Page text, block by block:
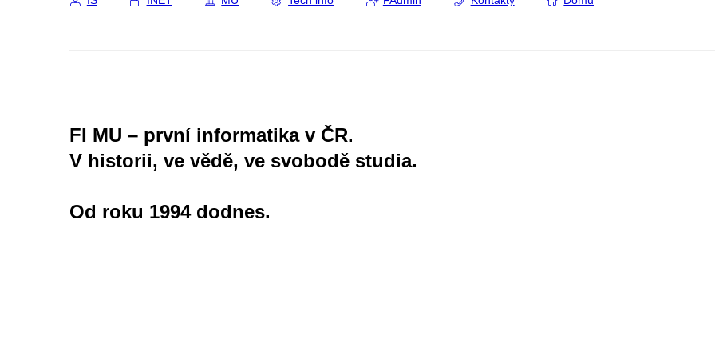
FI MU – první informatika v ČR.
V historii, ve vědě, ve svobodě studia.
Od roku 1994 dodnes.